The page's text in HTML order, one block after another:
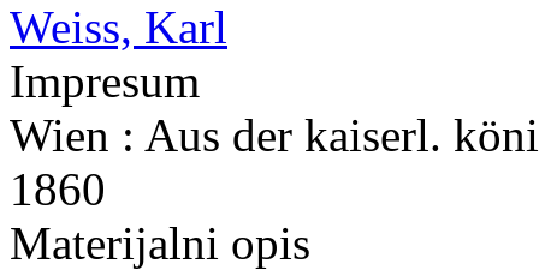
Weiss, Karl
Impresum
Wien : Aus der kaiserl.
1860
Materijalni opis